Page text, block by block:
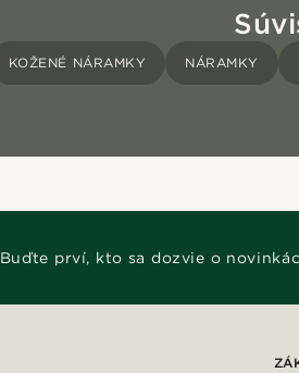
KOŽENÉ NÁRAMKY NÁRAMKY
Buďte prví, kto sa dozvie o